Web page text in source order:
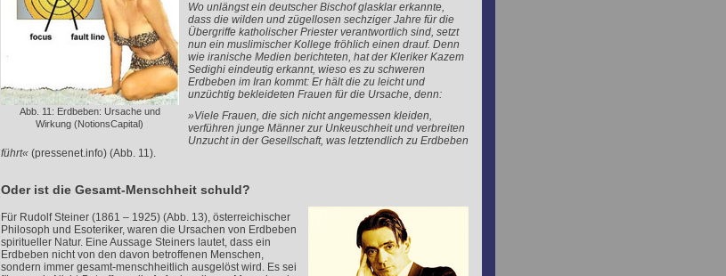
Abb. 11: Erdbeben: Ursache und
Wirkung (NotionsCapital)
Wo unlängst ein deutscher Bischof glasklar erkannte,
dass die wilden und zügellosen sechziger Jahre für die
Übergriffe katholischer Priester verantwortlich sind, setzt
nun ein muslimischer Kollege fröhlich einen drauf. Denn
wie iranische Medien berichteten, hat der Kleriker Kazem
Sedighi eindeutig erkannt, wieso es zu schweren
Erdbeben im Iran kommt: Er hält die zu leicht und
unzüchtig bekleideten Frauen für die Ursache, denn:
»Viele Frauen, die sich nicht angemessen kleiden,
verführen junge Männer zur Unkeuschheit und verbreiten
Unzucht in der Gesellschaft, was letztendlich zu Erdbeben
führt« (pressenet.info) (Abb. 11).
Oder ist die Gesamt-Menschheit schuld?
Für Rudolf Steiner (1861 – 1925) (Abb. 13), österreichischer
Philosoph und Esoteriker, waren die Ursachen von Erdbeben
spiritueller Natur. Eine Aussage Steiners lautet, dass ein
Erdbeben nicht von den davon betroffenen Menschen,
sondern immer gesamt-menschheitlich ausgelöst wird. Es sei